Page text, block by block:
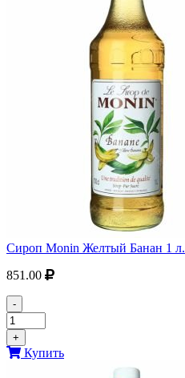
Сироп Monin Желтый Банан 1 л.
851.00
-
+
Купить